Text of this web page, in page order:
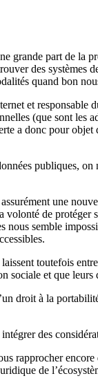
grande part de
des systèmes
quand bon
et responsable
(que sont
a donc pour
publiques,
une
de
semble
toutefois
sociale et que
droit à la
intégrer des
rapprocher
de